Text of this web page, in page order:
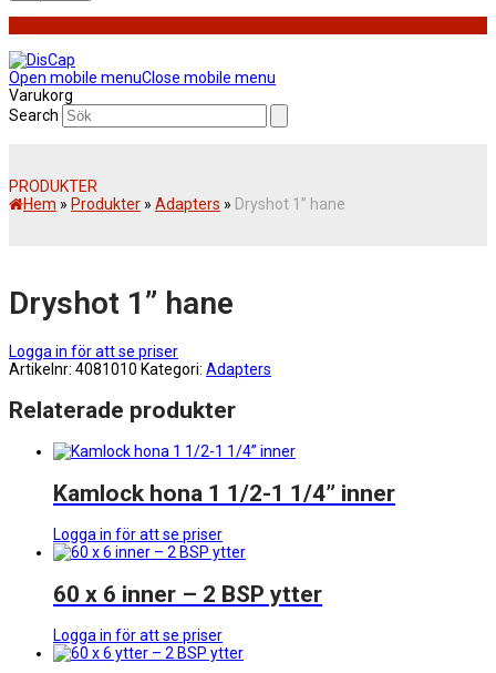
Open mobile menuClose mobile menu
Varukorg
Search
PRODUKTER
Hem » Produkter » Adapters » Dryshot 1” hane
Dryshot 1” hane
Logga in för att se priser
Artikelnr: 4081010 Kategori: Adapters
Relaterade produkter
Kamlock hona 1 1/2-1 1/4” inner
Logga in för att se priser
60 x 6 inner – 2 BSP ytter
Logga in för att se priser